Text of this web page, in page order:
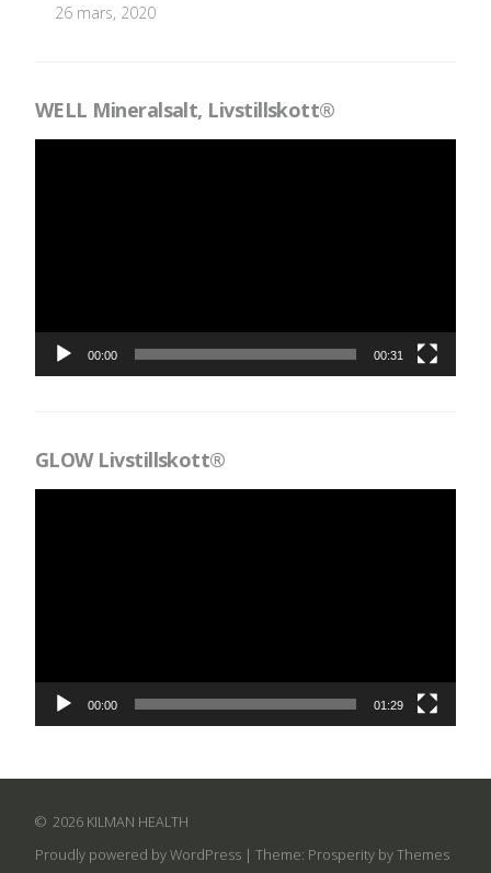
26 mars, 2020
WELL Mineralsalt, Livstillskott®
00:00 00:31
GLOW Livstillskott®
00:00 01:29
2026 KILMAN HEALTH
Proudly powered by WordPress | Theme: Prosperity byThemes